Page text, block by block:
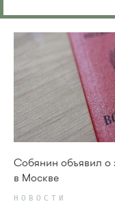
Собянин объявил
в Москве
НОВОСТИ